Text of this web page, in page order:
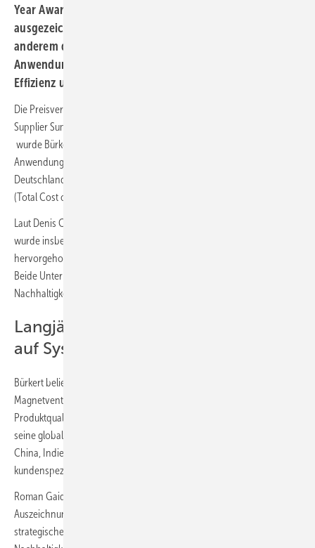
Year Award“ 2025 in der Kategorie „Innovation“
ausgezeichnet worden. Die Ehrung würdigt unter
anderem die Unterstützung bei der Entwicklung neuer
Anwendungen und die strategische Ausrichtung auf
Effizienz und Nachhaltigkeit.
Die Preisverleihung fand im November 2025 im Rahmen des „Annual
Supplier Summit“ von GEA in Amsterdam statt. Ausgezeichnet
wurde Bürkert für seine Beiträge zur Entwicklung neuer
Anwendungen, etwa in den „New Food“-Testzentren in den USA und
Deutschland, sowie für Initiativen zur Optimierung der Gesamtkosten
(Total Cost of Ownership).
Laut Denis Cougnet, Corporate Key Account Manager bei Bürkert,
wurde insbesondere die strategische Ausrichtung des Unternehmens
hervorgehoben, die sich mit den langfristigen Zielen von GEA decke.
Beide Unternehmen setzen auf Innovation, Effizienz und
Nachhaltigkeit als gemeinsame Leitlinien.
Langjährige Partnerschaft mit Fokus
auf Systemlösungen
Bürkert beliefert GEA seit vielen Jahren mit Prozess- und
Magnetventilen sowie maßgeschneiderten Systemlösungen. Neben
Produktqualität und Liefertreue überzeugte das Unternehmen durch
seine globale Produktionsstrategie „local for local“ mit Standorten in
China, Indien und den USA. Auch die Engineering-Kompetenz für
kundenspezifische Lösungen spielte eine Rolle bei der Auszeichnung.
Roman Gaida, Chief Sales Officer bei Bürkert, sieht in der
Auszeichnung eine Bestätigung der Unternehmensstrategie: „Unsere
strategische Ausrichtung auf digitale Services, Automation und